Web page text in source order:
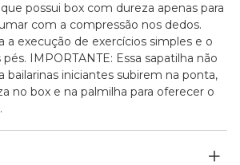
possui box com dureza apenas para
com a compressão nos dedos.
a execução de exercícios simples e o
IMPORTANTE: Essa sapatilha não
bailarinas iniciantes subirem na ponta,
no box e na palmilha para oferecer o